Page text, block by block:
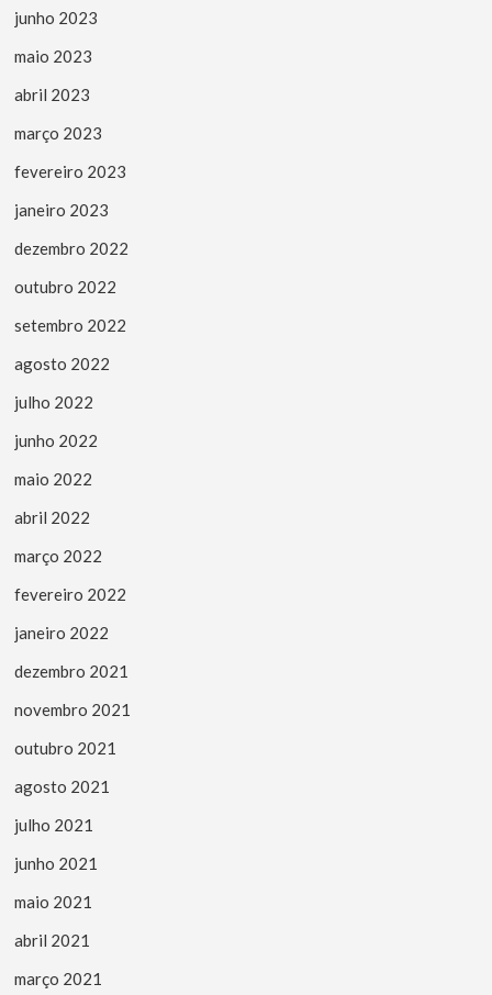
junho 2023
maio 2023
abril 2023
março 2023
fevereiro 2023
janeiro 2023
dezembro 2022
outubro 2022
setembro 2022
agosto 2022
julho 2022
junho 2022
maio 2022
abril 2022
março 2022
fevereiro 2022
janeiro 2022
dezembro 2021
novembro 2021
outubro 2021
agosto 2021
julho 2021
junho 2021
maio 2021
abril 2021
março 2021